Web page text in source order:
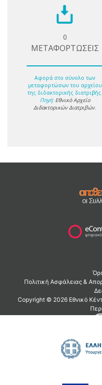
0
ΜΕΤΑΦΟΡΤΩΣΕΙΣ
Αφορά στο σύνολο των
μεταφορτώσων του αρχείου
της διδακτορικής διατριβής.
Πηγή: Εθνικό Αρχείο
Διδακτορικών Διατριβών.